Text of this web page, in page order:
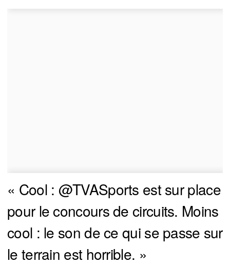
« Cool : @TVASports est sur place
pour le concours de circuits. Moins
cool : le son de ce qui se passe sur
le terrain est horrible. »